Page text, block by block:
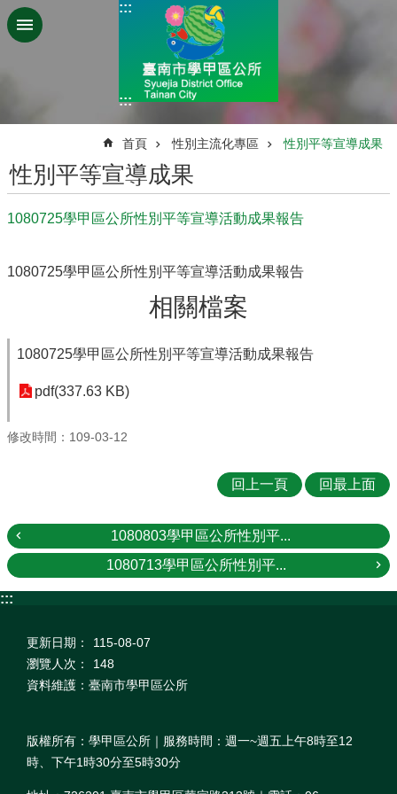
跳到主要內容區塊
:::
:::
首頁 性別主流化專區 性別平等宣導成果
性別平等宣導成果
1080725學甲區公所性別平等宣導活動成果報告
1080725學甲區公所性別平等宣導活動成果報告
相關檔案
1080725學甲區公所性別平等宣導活動成果報告
pdf(337.63 KB)
修改時間：109-03-12
回上一頁 回最上面
1080803學甲區公所性別平...
1080713學甲區公所性別平...
:::
更新日期：
115-08-07
瀏覽人次：
148
資料維護：臺南市學甲區公所
版權所有：學甲區公所｜服務時間：週一~週五上午8時至12
時、下午1時30分至5時30分